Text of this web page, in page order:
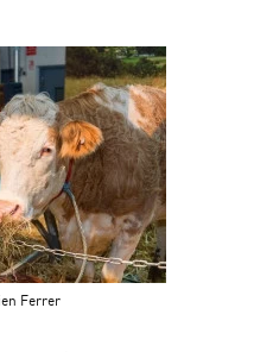
Ferrer